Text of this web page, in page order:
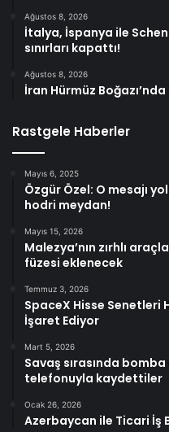
Ağustos 8, 2026
İtalya, İspanya ile
sınırları kapattı!
Ağustos 8, 2026
İran Hürmüz
Rastgele Haberler
Mayıs 6, 2025
Özgür Özel: O mesajı
hodri meydan!
Mayıs 15, 2026
Malezya’nın zırhlı
füzesi eklenecek
Temmuz 3, 2026
SpaceX Hisse Senetleri
İşaret Ediyor
Mart 5, 2026
Savaş sırasında
telefonuyla kaydettiler
Ocak 26, 2026
Azerbaycan ile Ticari İş